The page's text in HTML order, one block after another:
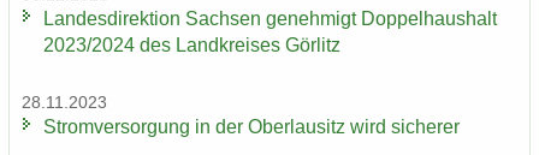
Lan­des­di­rek­ti­on Sach­sen ge­neh­migt Dop­pel­haus­halt
2023/2024 des Land­krei­ses Gör­litz
28.11.2023
Strom­ver­sor­gung in der Ober­lau­sitz wird si­che­rer